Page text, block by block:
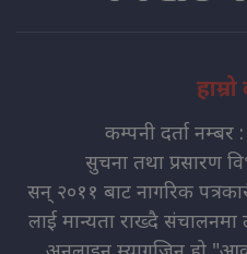
कम्पनी दर्ता
सुचना तथा प्रसारण
सन् २०११ बाट नागरिक
लाई मान्यता राख्दै